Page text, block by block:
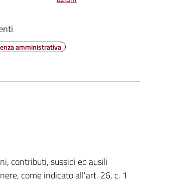
amministrativa
contributi, sussidi ed ausili
come indicato all'art. 26, c. 1